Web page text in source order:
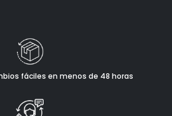
fáciles en menos de 48 horas